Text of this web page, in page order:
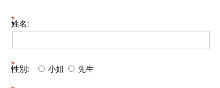
姓名:
性別: 小姐 先生